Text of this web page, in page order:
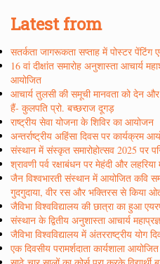
Latest from
सतर्कता जागरूकता सप्ताह में पोस्टर पेंटिंग
16 वां दीक्षांत समारोह अनुशास्ता आचार्य
आयोजित
आचार्य तुलसी की समूची मानवता को देन
हैं- कुलपति प्रो. बच्छराज दूगड़
राष्ट्रीय सेवा योजना के शिविर का आयोजन
अन्तर्राष्ट्रीय अहिंसा दिवस पर कार्यक्रम
संस्थान में संस्कृत समारोहोत्सव 2025 पर
श्रावणी पर्व रक्षाबंधन पर मेहंदी और
जैन विश्वभारती संस्थान में आयोजित कवि
गुदगुदाया, वीर रस और भक्तिरस से किया
जैविभा विश्वविद्यालय की छात्रा का हुआ
संस्थान के द्वितीय अनुशास्ता आचार्य
जैविभा विश्वविद्यालय में अंतरराष्ट्रीय योग
एक दिवसीय परामर्शदाता कार्यशाला आयोजित